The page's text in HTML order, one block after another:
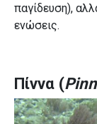
παγίδευση),
ενώσεις.
Πίννα (